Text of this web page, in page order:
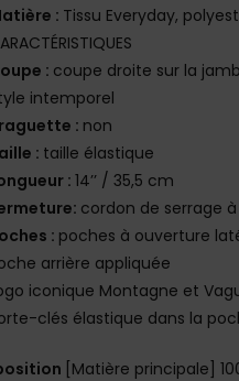
: Tissu Everyday,
: coupe droite sur la
intemporel
: non
: taille élastique
:14’’ / 35,5 cm
cordon de serrage
: poches à ouverture
arrière appliquée
iconique Montagne et
clés élastique dans la
[Matière principale]